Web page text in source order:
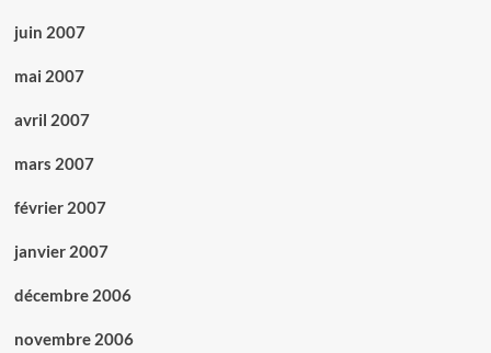
juin 2007
mai 2007
avril 2007
mars 2007
février 2007
janvier 2007
décembre 2006
novembre 2006